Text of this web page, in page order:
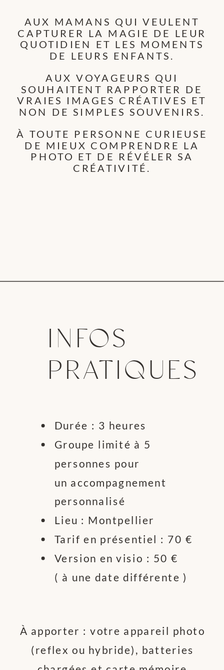
AUX MAMANS QUI VEULENT
CAPTURER LA MAGIE DE LEUR
QUOTIDIEN ET LES MOMENTS
DE LEURS ENFANTS.
AUX VOYAGEURS QUI
SOUHAITENT RAPPORTER DE
VRAIES IMAGES CRÉATIVES ET
NON DE SIMPLES SOUVENIRS.
À TOUTE PERSONNE CURIEUSE
DE MIEUX COMPRENDRE LA
PHOTO ET DE RÉVÉLER SA
CRÉATIVITÉ.
Durée : 3 heures
Groupe limité à 5
personnes pour
un accompagnement
personnalisé
Lieu : Montpellier
Tarif en présentiel : 70 €
Version en visio : 50 €
( à une date différente )
INFOS
PRATIQUES
À apporter : votre appareil photo
(reflex ou hybride), batteries